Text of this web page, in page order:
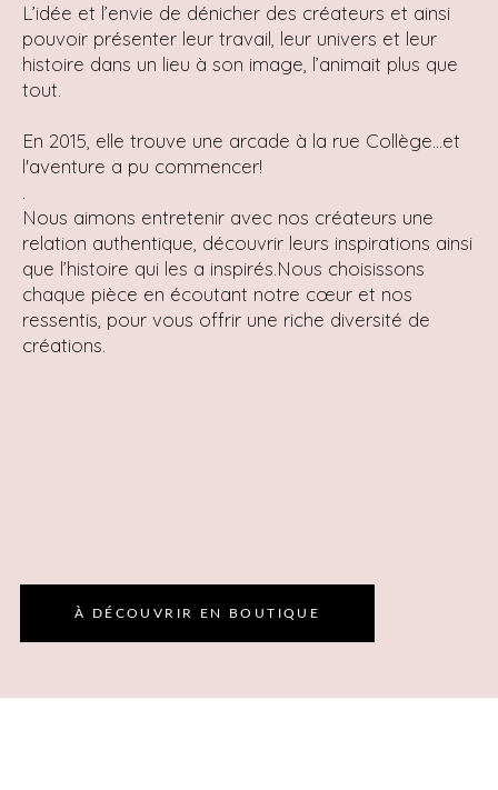
L’idée et l’envie de dénicher des créateurs et ainsi
pouvoir présenter leur travail, leur univers et leur
histoire dans un lieu à son image, l’animait plus que
tout.
En 2015, elle trouve une arcade à la rue Collège...et
l'aventure a pu commencer!
Nous aimons entretenir avec nos créateurs une
relation authentique, découvrir leurs inspirations ainsi
que l’histoire qui les a inspirés.Nous choisissons
chaque pièce en écoutant notre cœur et nos
ressentis, pour vous offrir une riche diversité de
créations.
À DÉCOUVRIR EN BOUTIQUE